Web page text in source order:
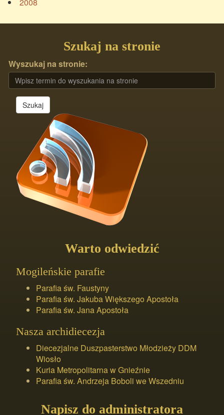
Szukaj na stronie
Wyszukaj na stronie:
Szukaj
Warto odwiedzić
Mogileńskie parafie
Parafia św. Faustyny
Parafia św. Jakuba Większego Apostoła
Parafia św. Jana Apostoła
Nasza archidiecezja
Diecezjalne Duszpasterstwo Młodzieży DDM
Wiosło
Kuria Metropolitarna w Gnieźnie
Parafia św. Andrzeja Boboli we Wszedniu
Napisz do administratora